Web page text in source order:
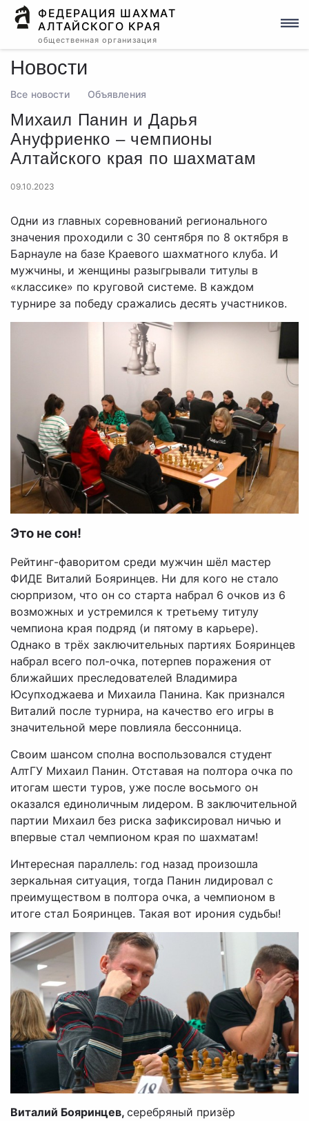
ФЕДЕРАЦИЯ ШАХМАТ
АЛТАЙСКОГО КРАЯ
общественная организация
Новости
Все новости Объявления
Михаил Панин и Дарья
Ануфриенко – чемпионы
Алтайского края по шахматам
09.10.2023
Одни из главных соревнований регионального
значения проходили с 30 сентября по 8 октября в
Барнауле на базе Краевого шахматного клуба. И
мужчины, и женщины разыгрывали титулы в
«классике» по круговой системе. В каждом
турнире за победу сражались десять участников.
Это не сон!
Рейтинг-фаворитом среди мужчин шёл мастер
ФИДЕ Виталий Бояринцев. Ни для кого не стало
сюрпризом, что он со старта набрал 6 очков из 6
возможных и устремился к третьему титулу
чемпиона края подряд (и пятому в карьере).
Однако в трёх заключительных партиях Бояринцев
набрал всего пол-очка, потерпев поражения от
ближайших преследователей Владимира
Юсупходжаева и Михаила Панина. Как признался
Виталий после турнира, на качество его игры в
значительной мере повлияла бессонница.
Своим шансом сполна воспользовался студент
АлтГУ Михаил Панин. Отставая на полтора очка по
итогам шести туров, уже после восьмого он
оказался единоличным лидером. В заключительной
партии Михаил без риска зафиксировал ничью и
впервые стал чемпионом края по шахматам!
Интересная параллель: год назад произошла
зеркальная ситуация, тогда Панин лидировал с
преимуществом в полтора очка, а чемпионом в
итоге стал Бояринцев. Такая вот ирония судьбы!
Виталий Бояринцев, серебряный призёр